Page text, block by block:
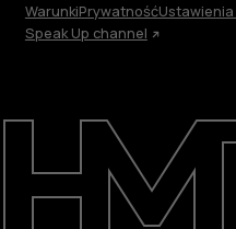
Naprawa i recykling
Zrównoważony
Wsparcie
WarunkiPrywatnośćUstawienia
Speak Up channel